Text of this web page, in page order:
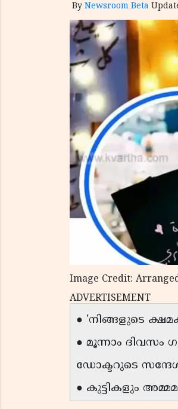
By Newsroom Beta
Image Credit:
ADVERTISEMENT
● 'നിങ്ങളുടെ
● മൂന്നാം ദിവസം
ഡോക്ടറുടെ
● കുട്ടികളും